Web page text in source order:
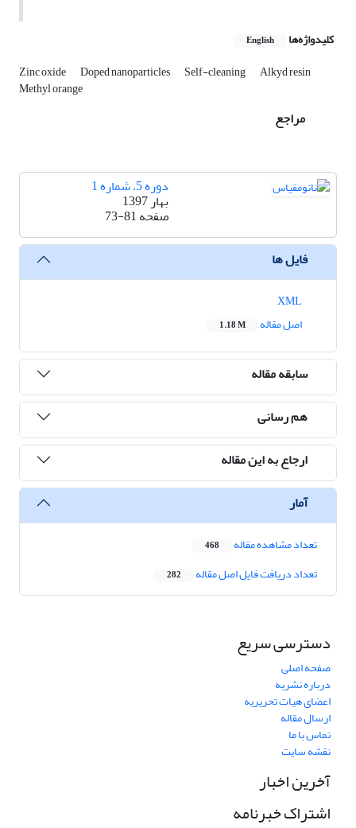
کلیدواژه‌ها English
Zinc oxide Doped nanoparticles Self-cleaning Alkyd resin
Methyl orange
مراجع
دوره 5، شماره 1
بهار 1397
صفحه73-81
فایل ها
اصل مقاله
1.18 M
سابقه مقاله
هم رسانی
ارجاع به این مقاله
آمار
تعداد مشاهده مقاله 468
تعداد دریافت فایل اصل مقاله 282
دسترسی سریع
صفحه اصلی
درباره نشریه
اعضای هیات تحریریه
ارسال مقاله
تماس با ما
نقشه سایت
آخرین اخبار
اشتراک خبرنامه